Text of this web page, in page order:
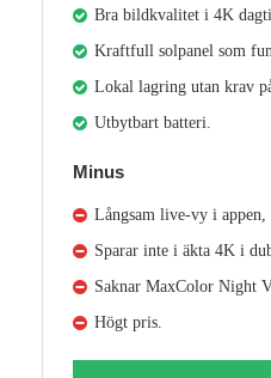
Bra bildkvalitet i 4K
Kraftfull solpanel som
Lokal lagring utan krav
Utbytbart batteri.
Minus
Långsam live-vy i
Sparar inte i äkta 4K i
Saknar MaxColor Night
Högt pris.